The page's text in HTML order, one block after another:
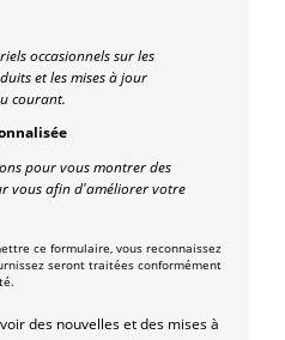
occasionnels sur les
et les mises à jour
courant.
pour vous montrer des
vous afin d'améliorer votre
ce formulaire, vous reconnaissez
seront traitées conformément
des nouvelles et des mises à